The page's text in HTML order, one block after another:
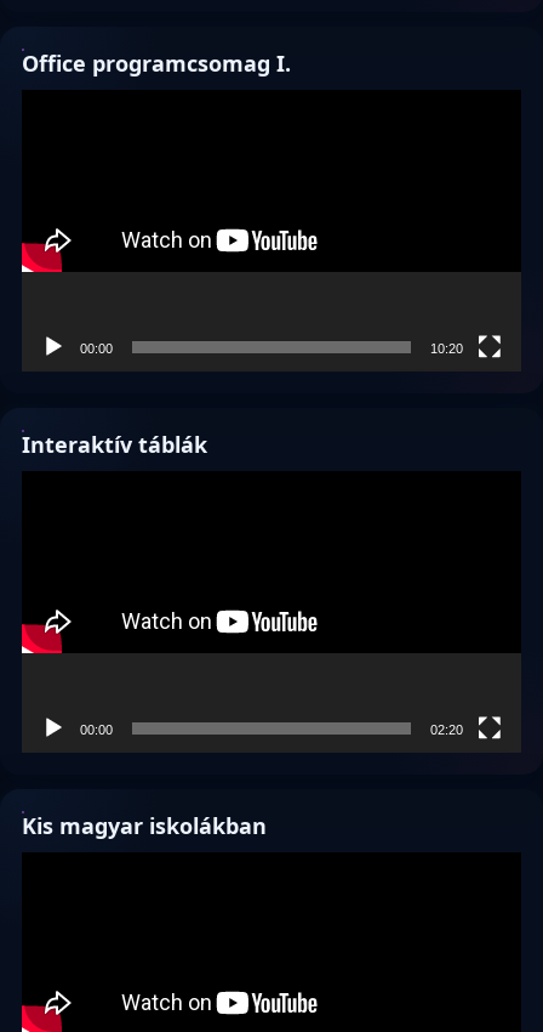
Office programcsomag I.
00:00 10:20
Interaktív táblák
00:00 02:20
Kis magyar iskolákban